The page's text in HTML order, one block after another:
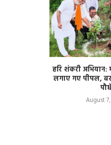
हरि शंकरी
लगाए गए पीपल,
August